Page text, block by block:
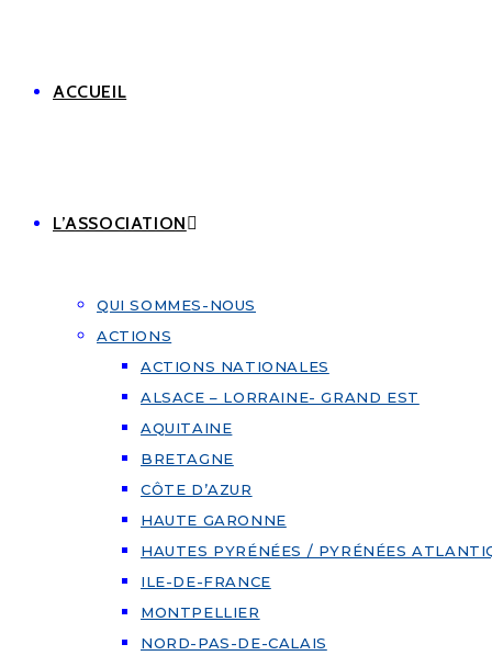
ACCUEIL
L’ASSOCIATION
QUI SOMMES-NOUS
ACTIONS
ACTIONS NATIONALES
ALSACE – LORRAINE- GRAND EST
AQUITAINE
BRETAGNE
CÔTE D’AZUR
HAUTE GARONNE
HAUTES PYRÉNÉES / PYRÉNÉES
ILE-DE-FRANCE
MONTPELLIER
NORD-PAS-DE-CALAIS